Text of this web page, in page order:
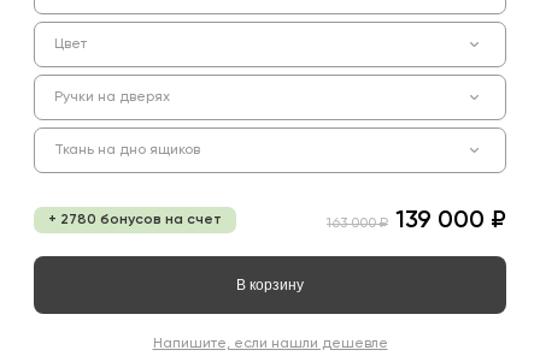
Цвет
Ручки на дверях
Ткань на дно ящиков
+ 2780 бонусов на счет 163 000 ₽ 139 000 ₽
В корзину
Напишите, если нашли дешевле